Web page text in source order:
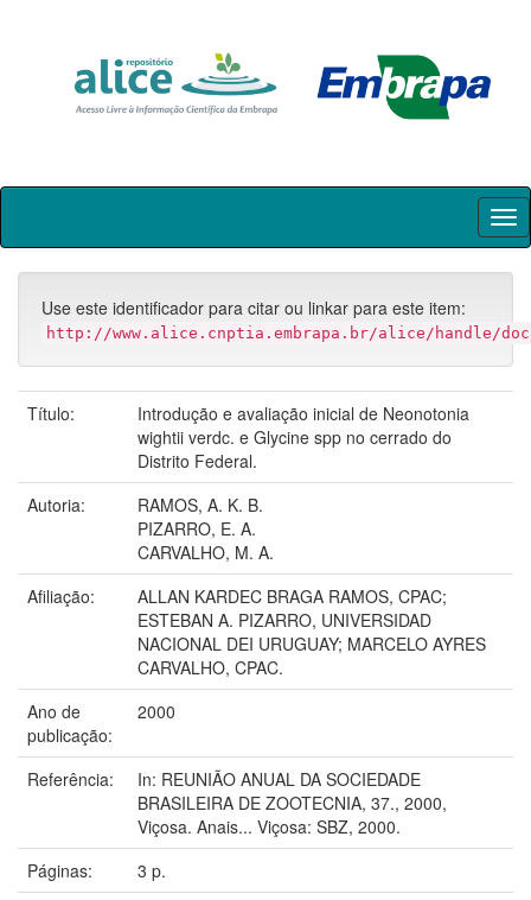
Skip
Use este identificador para citar ou linkar para este item:
http://www.alice.cnptia.embrapa.br/alice/handle/
Título:
Introdução e avaliação inicial de Neonotonia
wightii verdc. e Glycine spp no cerrado do
Distrito Federal.
Autoria:
RAMOS, A. K. B.
PIZARRO, E. A.
CARVALHO, M. A.
Afiliação:
ALLAN KARDEC BRAGA RAMOS, CPAC;
ESTEBAN A. PIZARRO, UNIVERSIDAD
NACIONAL DEI URUGUAY; MARCELO AYRES
CARVALHO, CPAC.
Ano de
publicação:
2000
Referência:
In: REUNIÃO ANUAL DA SOCIEDADE
BRASILEIRA DE ZOOTECNIA, 37., 2000,
Viçosa. Anais... Viçosa: SBZ, 2000.
Páginas:
3 p.